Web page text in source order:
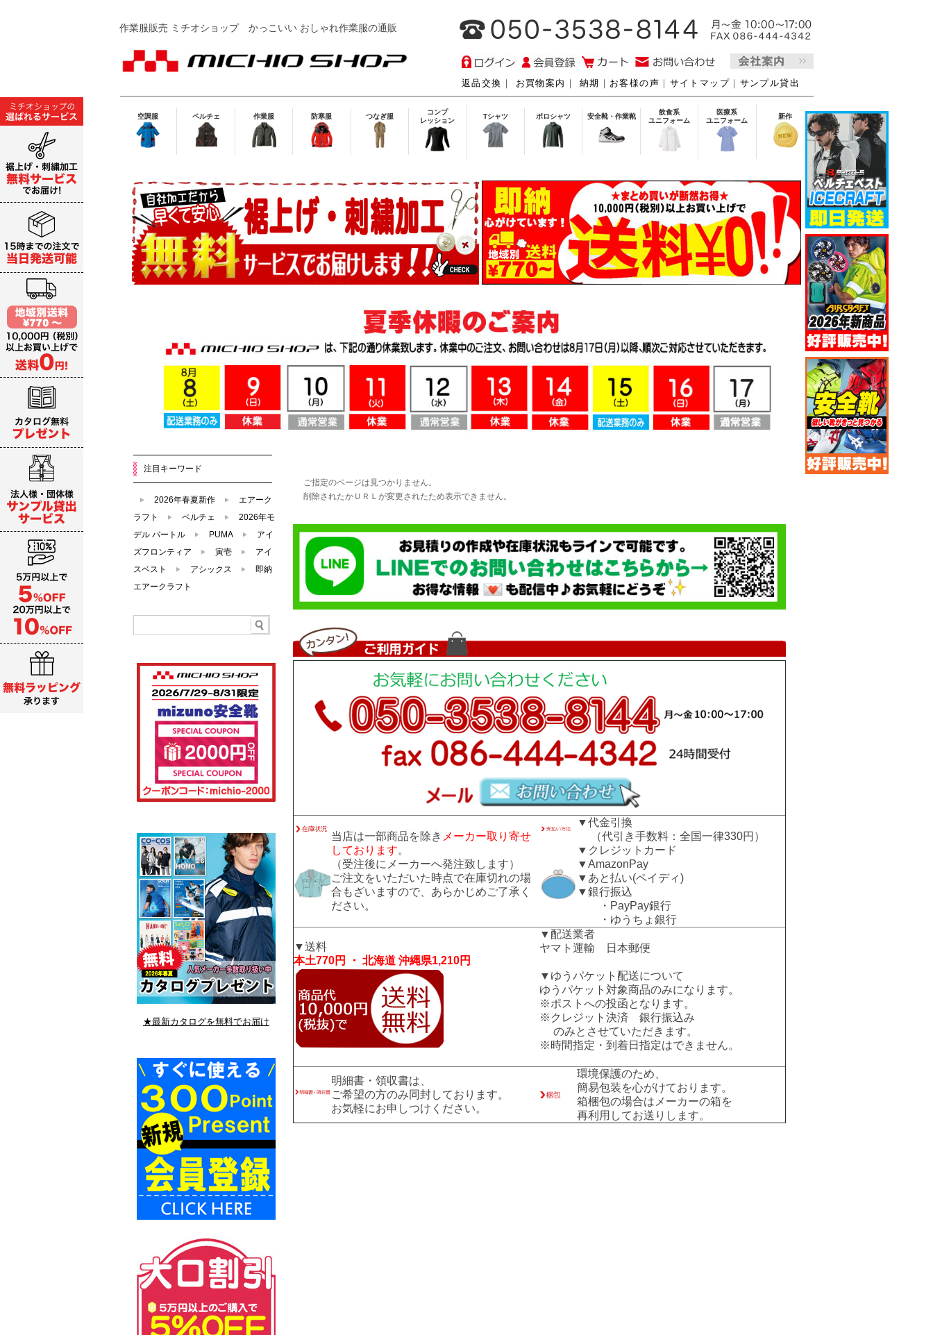
作業服販売 ミチオショップかっこいい おしゃれ作業服の通販
返品交換 ｜ お買物案内 ｜ 納期 ｜ お客様の声 ｜ サイトマップ ｜ サンプル貸出
空調服 ペルチェ 作業服 防寒服 つなぎ服
コンプ
レッション
Tシャツ ポロシャツ 安全靴・作業靴
飲食系
ユニフォーム
医療系
ユニフォーム
新作
ご指定のページは見つかりません。
削除されたかＵＲＬが変更されたため表示できません。
当店は一部商品を除き メーカー取り寄せ
しております。
（受注後にメーカーへ発注致します）
ご注文をいただいた時点で在庫切れの場
合もざいますので、あらかじめご了承く
ださい。
▼代金引換
（代引き手数料：全国一律330円）
▼クレジットカード
▼AmazonPay
▼あと払い(ペイディ)
▼銀行振込
・PayPay銀行
・ゆうちょ銀行
▼送料
本土770円 ・ 北海道 沖縄県1,210円
▼配送業者
ヤマト運輸 日本郵便
▼ゆうパケット配送について
ゆうパケット対象商品のみになります。
※ポストへの投函となります。
※クレジット決済 銀行振込み
のみとさせていただきます。
※時間指定・到着日指定はできません。
明細書・領収書は、
ご希望の方のみ同封しております。
お気軽にお申しつけください。
環境保護のため、
簡易包装を心がけております。
箱梱包の場合はメーカーの箱を
再利用してお送りします。
注目キーワード
2026年春夏新作
エアーク
ラフト
ペルチェ
2026年モ
デル バートル
PUMA
アイ
ズフロンティア
寅壱
アイ
スベスト
アシックス
即納
エアークラフト
★最新カタログを無料でお届け